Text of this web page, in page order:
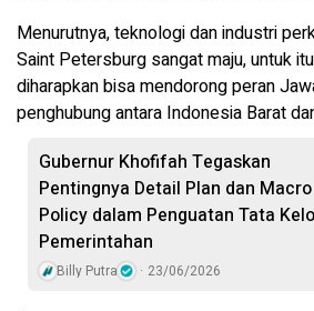
Menurutnya, teknologi dan industri
Saint Petersburg sangat maju, untuk
diharapkan bisa mendorong peran
penghubung antara Indonesia Barat
Gubernur Khofifah Tegaskan
Pentingnya Detail Plan dan Macro
Policy dalam Penguatan Tata
Pemerintahan
Billy Putra 23/06/2026